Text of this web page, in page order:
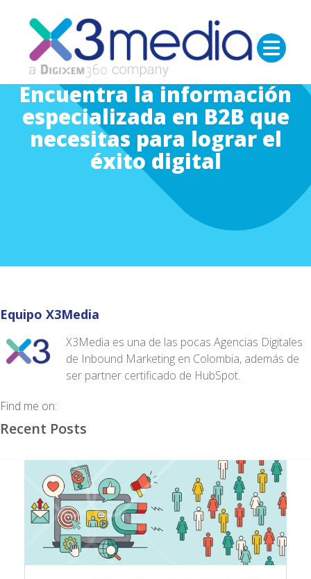
Encuentra la información
especializada en B2B que
necesitas para lograr el
éxito digital
Equipo X3Media
X3Media es una de las pocas Agencias Digitales
de Inbound Marketing en Colombia, además de
ser partner certificado de HubSpot.
Find me on:
Recent Posts